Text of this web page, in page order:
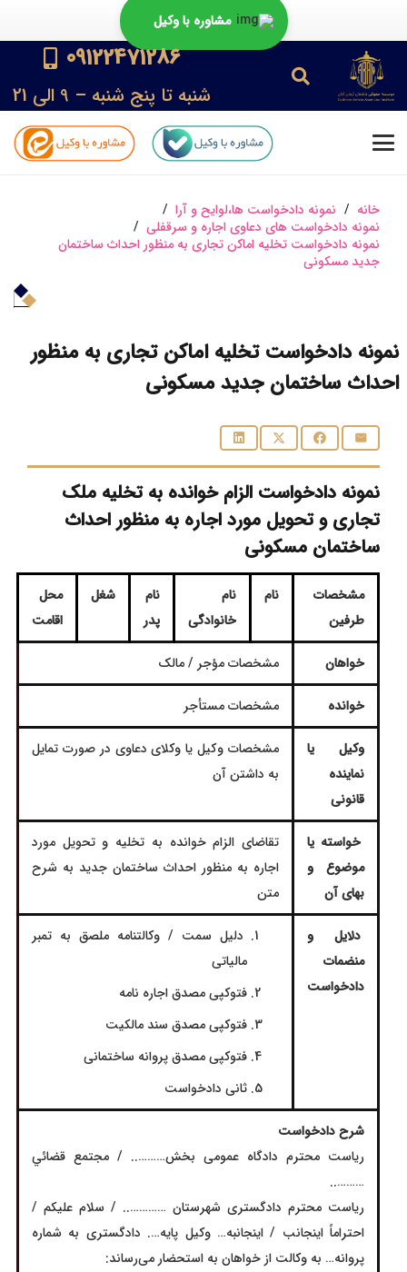
مشاوره با وکیل
09122471286
شنبه تا پنج شنبه – 9 الی 21
خانه / نمونه دادخواست ها،لوایح و آرا /
نمونه دادخواست های دعاوی اجاره و سرقفلی /
نمونه دادخواست تخلیه اماکن تجاری به منظور احداث ساختمان
جدید مسکونی
نمونه دادخواست تخلیه اماکن تجاری به منظور
احداث ساختمان جدید مسکونی
نمونه دادخواست الزام خوانده به تخلیه ملک
تجاری و تحویل مورد اجاره به منظور احداث
ساختمان مسکونی
مشخصات
طرفین
نام
نام
خانوادگی
نام
پدر
شغل
محل
اقامت
خواهان مشخصات مؤجر / مالک
خوانده مشخصات مستأجر
وکیل یا
نماینده
قانونی
مشخصات وكیل یا وکلای دعاوی در صورت تمایل
به داشتن آن
خواسته یا
موضوع و
بهای آن
تقاضای الزام خوانده به تخلیه و تحویل مورد
اجاره به منظور احداث ساختمان جدید به شرح
متن
دلایل و
منضمات
دادخواست
دلیل سمت / وکالتنامه ملصق به تمبر
مالیاتی
فتوکپی مصدق اجاره نامه
فتوکپی مصدق سند مالکیت
فتوکپی مصدق پروانه ساختمانی
ثانی دادخواست
شرح دادخواست
ریاست محترم دادگاه عمومی بخش……….. / مجتمع قضائي
………..
ریاست محترم دادگستری شهرستان ………….. / سلام علیکم /
احتراماً اینجانب / اینجانبه… وکیل پایه…. دادگستری به شماره
پروانه… به وکالت از خواهان به استحضار می‌رساند: